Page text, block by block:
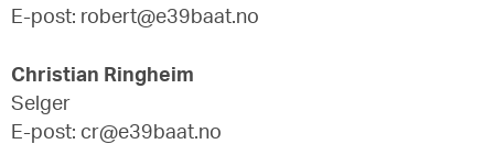
E-post: robert@e39baat.no
Christian Ringheim
Selger
E-post: cr@e39baat.no